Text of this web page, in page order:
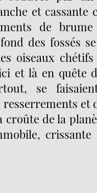
et
de brume
des fossés
oiseaux
et là en quête
se
et
croûte de la